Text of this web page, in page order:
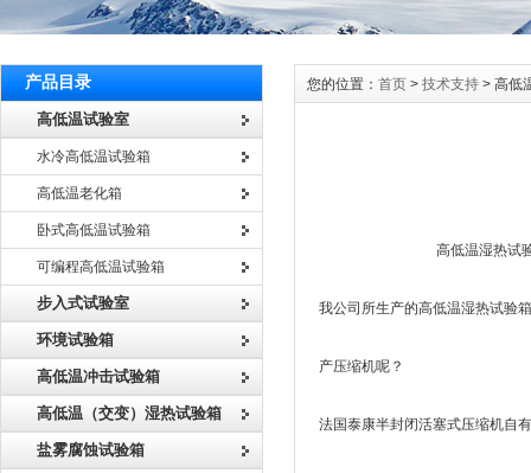
产品目录
高低温试验室
水冷高低温试验箱
高低温老化箱
卧式高低温试验箱
可编程高低温试验箱
步入式试验室
环境试验箱
高低温冲击试验箱
高低温（交变）湿热试验箱
盐雾腐蚀试验箱
您的位置： 首页 > 技术支持 > 高低
高低温湿热试验箱采用
我公司所生产的高低温湿热试验
产压缩机呢？
法国泰康半封闭活塞式压缩机自